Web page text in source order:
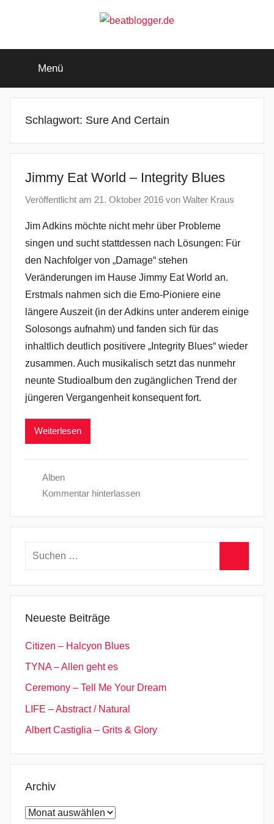
beatblogger.de
beat
goes
Menü
Schlagwort: Sure And Certain
Jimmy Eat World – Integrity Blues
Veröffentlicht am 21. Oktober 2016 von Walter Kraus
Jim Adkins möchte nicht mehr über Probleme
singen und sucht stattdessen nach Lösungen: Für
den Nachfolger von „Damage“ stehen
Veränderungen im Hause Jimmy Eat World an.
Erstmals nahmen sich die Emo-Pioniere eine
längere Auszeit (in der Adkins unter anderem einige
Solosongs aufnahm) und fanden sich für das
inhaltlich deutlich positivere „Integrity Blues“ wieder
zusammen. Auch musikalisch setzt das nunmehr
neunte Studioalbum den zugänglichen Trend der
jüngeren Vergangenheit konsequent fort.
Weiterlesen
Alben
Kommentar hinterlassen
Suchen
Neueste Beiträge
Citizen – Halcyon Blues
TYNA – Allen geht es
Ceremony – Tell Me Your Dream
LIFE – Abstract / Natural
Albert Castiglia – Grits & Glory
Archiv
Archiv